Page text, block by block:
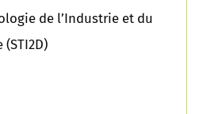
de l’Industrie et du